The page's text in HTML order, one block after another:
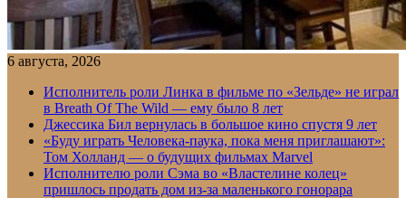
6 августа, 2026
Исполнитель роли Линка в фильме по «Зельде» не играл
в Breath Of The Wild — ему было 8 лет
Джессика Бил вернулась в большое кино спустя 9 лет
«Буду играть Человека-паука, пока меня приглашают»:
Том Холланд — о будущих фильмах Marvel
Исполнителю роли Сэма во «Властелине колец»
пришлось продать дом из-за маленького гонорара